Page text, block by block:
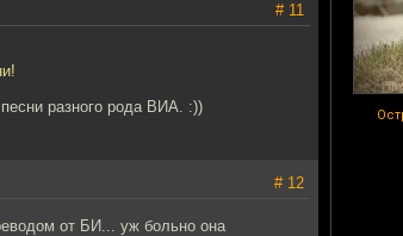
# 11
разного рода ВИА. :))
# 12
от БИ... уж больно она